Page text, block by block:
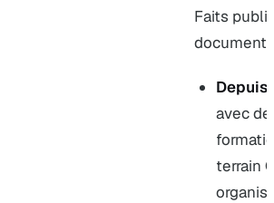
Faits
Depuis
avec
terrain